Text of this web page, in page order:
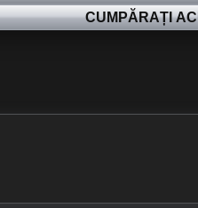
CUMPĂRAȚI